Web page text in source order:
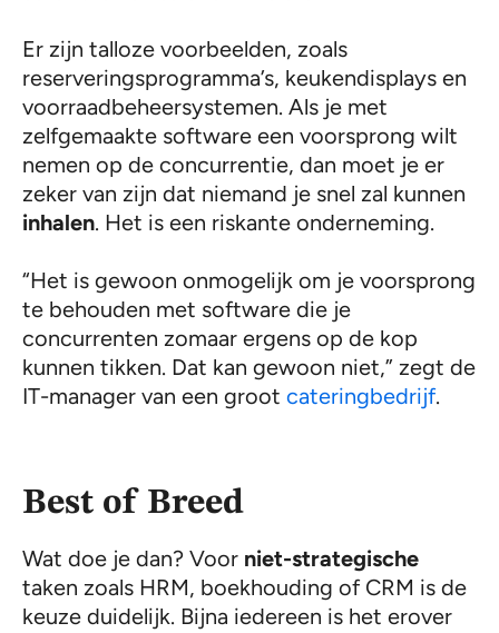
Er zijn talloze voorbeelden, zoals
reserveringsprogramma’s, keukendisplays en
voorraadbeheersystemen. Als je met
zelfgemaakte software een voorsprong wilt
nemen op de concurrentie, dan moet je er
zeker van zijn dat niemand je snel zal kunnen
inhalen. Het is een riskante onderneming.
“Het is gewoon onmogelijk om je voorsprong
te behouden met software die je
concurrenten zomaar ergens op de kop
kunnen tikken. Dat kan gewoon niet,” zegt de
IT-manager van een groot cateringbedrijf.
Best of Breed
Wat doe je dan? Voor niet-strategische
taken zoals HRM, boekhouding of CRM is de
keuze duidelijk. Bijna iedereen is het erover